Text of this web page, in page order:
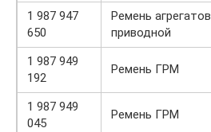
1 987 947
650
Ремень агрегатов
приводной
1 987 949
192
Ремень ГРМ
1 987 949
045
Ремень ГРМ